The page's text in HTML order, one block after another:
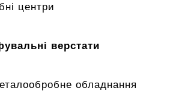
центри
верстати
обладнання